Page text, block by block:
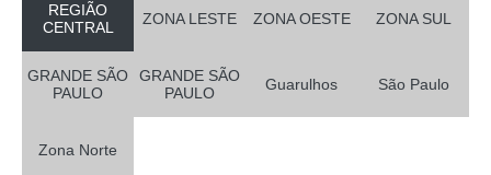
REGIÃO
CENTRAL
ZONA LESTE ZONA OESTE ZONA SUL
GRANDE SÃO
PAULO
GRANDE SÃO
PAULO
Guarulhos São Paulo
Zona Norte